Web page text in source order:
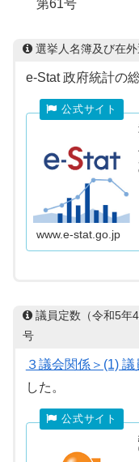
第61号
選挙人名簿及び在
e-Stat 政府統計の
www.e-stat.go.jp
議員定数（令和5年
号
３議会関係＞(1)
した。